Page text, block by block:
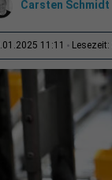
Carsten Schmidt
11:11 Lesezeit: